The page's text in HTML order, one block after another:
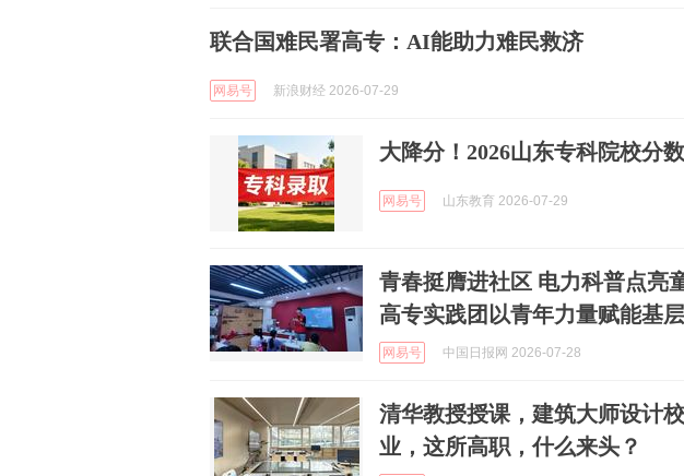
联合国难民署高专：AI能助力难民救济
网易号 新浪财经 2026-07-29
大降分！2026山东专科院校分
网易号 山东教育 2026-07-29
青春挺膺进社区 电力科普点
高专实践团以青年力量赋能基
网易号 中国日报网 2026-07-28
清华教授授课，建筑大师设计
业，这所高职，什么来头？